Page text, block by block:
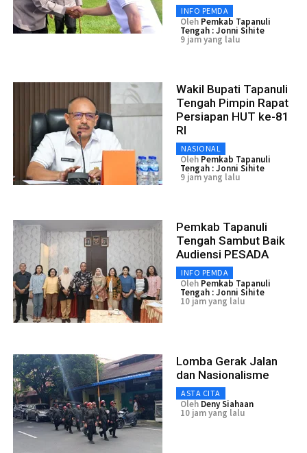
INFO PEMDA
Oleh Pemkab Tapanuli
Tengah : Jonni Sihite
9 jam yang lalu
Wakil Bupati Tapanuli
Tengah Pimpin Rapat
Persiapan HUT ke-81
RI
NASIONAL
Oleh Pemkab Tapanuli
Tengah : Jonni Sihite
9 jam yang lalu
Pemkab Tapanuli
Tengah Sambut Baik
Audiensi PESADA
INFO PEMDA
Oleh Pemkab Tapanuli
Tengah : Jonni Sihite
10 jam yang lalu
Lomba Gerak Jalan
dan Nasionalisme
ASTA CITA
Oleh Deny Siahaan
10 jam yang lalu